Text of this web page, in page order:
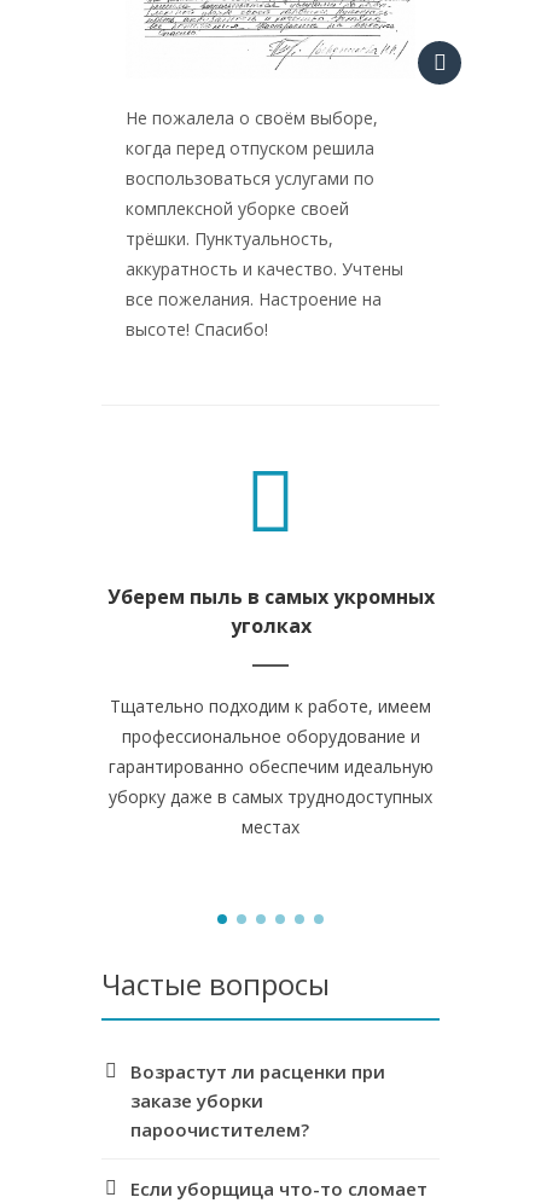
Не пожалела о своём выборе,
когда перед отпуском решила
воспользоваться услугами по
комплексной уборке своей
трёшки. Пунктуальность,
аккуратность и качество. Учтены
все пожелания. Настроение на
высоте! Спасибо!
Уберем пыль в самых укромных
уголках
Тщательно подходим к работе, имеем
профессиональное оборудование и
гарантированно обеспечим идеальную
уборку даже в самых труднодоступных
местах
Частые вопросы
Возрастут ли расценки при
заказе уборки
пароочистителем?
Если уборщица что-то сломает